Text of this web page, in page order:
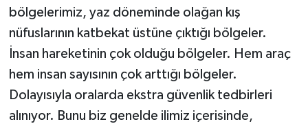
bölgelerimiz, yaz döneminde olağan kış
nüfuslarının katbekat üstüne çıktığı bölgeler.
İnsan hareketinin çok olduğu bölgeler. Hem araç
hem insan sayısının çok arttığı bölgeler.
Dolayısıyla oralarda ekstra güvenlik tedbirleri
alınıyor. Bunu biz genelde ilimiz içerisinde,